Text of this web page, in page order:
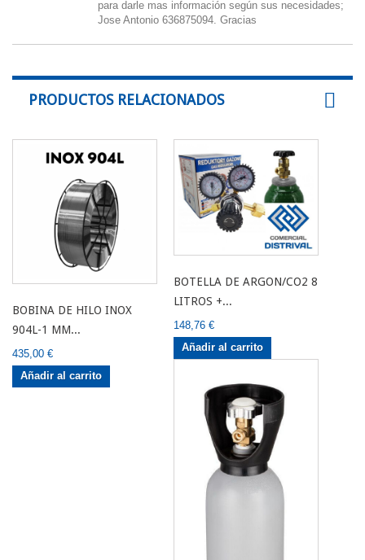
para darle mas información según sus necesidades;
Jose Antonio 636875094. Gracias
PRODUCTOS RELACIONADOS
BOBINA DE HILO INOX
904L-1 MM...
435,00 €
Añadir al carrito
BOTELLA DE ARGON/CO2 8
LITROS +...
148,76 €
Añadir al carrito